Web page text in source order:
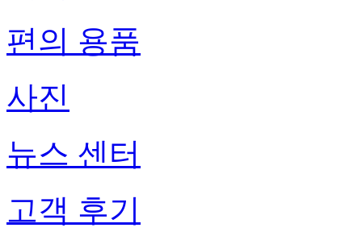
편의 용품
사진
뉴스 센터
고객 후기